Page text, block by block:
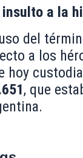
insulto a la
del
a los
hoy
, que